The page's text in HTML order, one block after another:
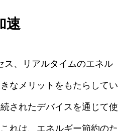
速
ス、リアルタイムのエネル
なメリットをもたらしてい
されたデバイスを通じて使
れは、エネルギー節約のた